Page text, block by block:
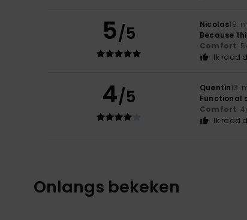
5/5 Nicolas18.
Because
Comfort: 5
Ik raad
4/5 Quentin13.
Functional
Comfort: 4
Ik raad
Onlangs bekeken